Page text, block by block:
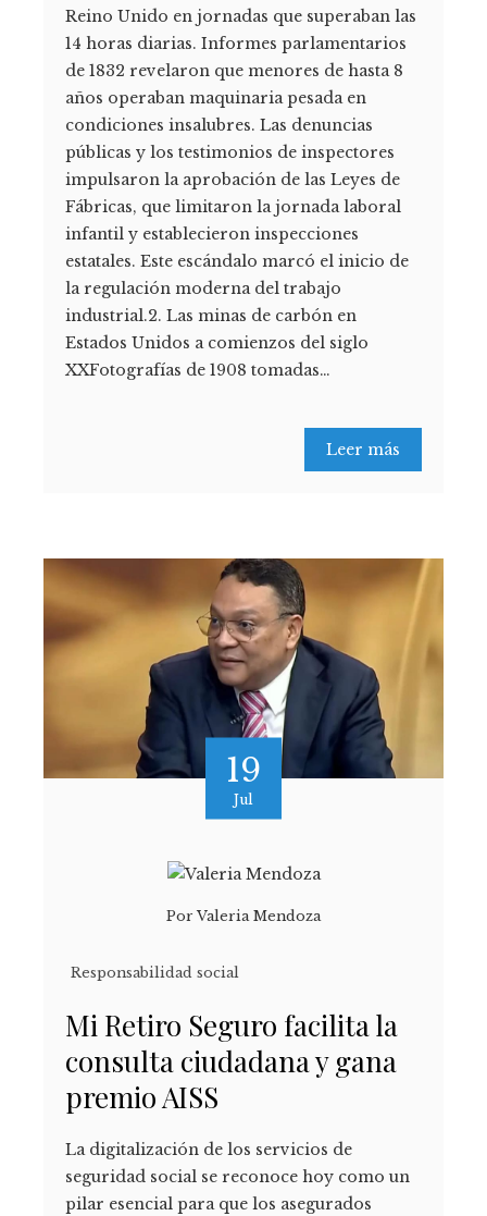
Reino Unido en jornadas que superaban las
14 horas diarias. Informes parlamentarios
de 1832 revelaron que menores de hasta 8
años operaban maquinaria pesada en
condiciones insalubres. Las denuncias
públicas y los testimonios de inspectores
impulsaron la aprobación de las Leyes de
Fábricas, que limitaron la jornada laboral
infantil y establecieron inspecciones
estatales. Este escándalo marcó el inicio de
la regulación moderna del trabajo
industrial.2. Las minas de carbón en
Estados Unidos a comienzos del siglo
XXFotografías de 1908 tomadas…
Leer más
19
Jul
PorValeria Mendoza
Responsabilidad social
Mi Retiro Seguro facilita la
consulta ciudadana y gana
premio AISS
La digitalización de los servicios de
seguridad social se reconoce hoy como un
pilar esencial para que los asegurados